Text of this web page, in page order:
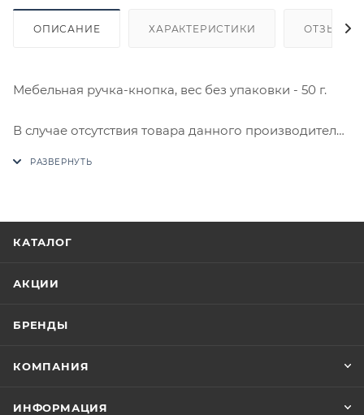
ОПИСАНИЕ ХАРАКТЕРИСТИКИ ОТЗЫВЫ
Мебельная ручка-кнопка, вес без упаковки - 50 г.
В случае отсутствия товара данного производителя
счете после проверки товара на наличие на складе.
оплата выставленного счета.
КАТАЛОГ
АКЦИИ
БРЕНДЫ
КОМПАНИЯ
ИНФОРМАЦИЯ